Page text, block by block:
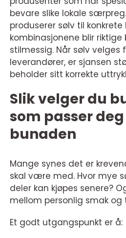
bevare slike lokale
produserer sølv til
kombinasjonene blir riktige
stilmessig. Når sølv velges
leverandører, er sjansen
beholder sitt korrekte
Slik velger du
som passer
bunaden
Mange synes det er
skal være med. Hvor mye
deler kan kjøpes senere?
mellom personlig smak og
Et godt utgangspunkt er å: